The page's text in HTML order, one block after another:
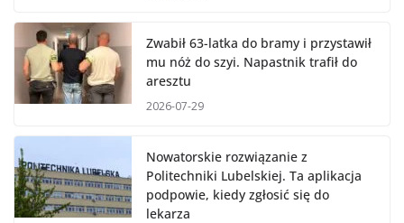
Zwabił 63-latka do bramy i przystawił
mu nóż do szyi. Napastnik trafił do
aresztu
2026-07-29
Nowatorskie rozwiązanie z
Politechniki Lubelskiej. Ta aplikacja
podpowie, kiedy zgłosić się do
lekarza